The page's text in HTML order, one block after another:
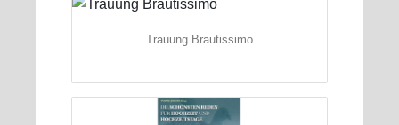
Trauung Brautissimo